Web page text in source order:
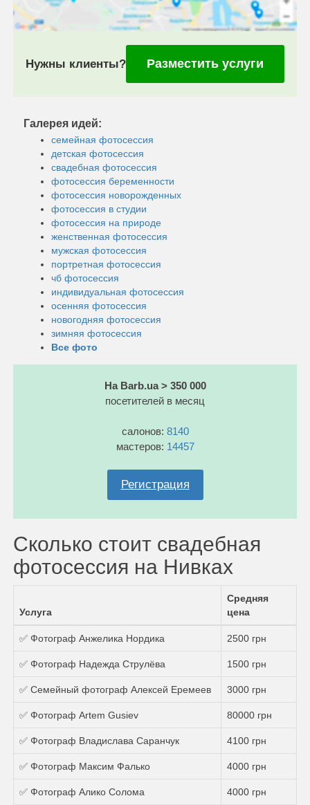
Нужны клиенты? Разместить услуги
Галерея идей:
семейная фотосессия
детская фотосессия
свадебная фотосессия
фотосессия беременности
фотосессия новорожденных
фотосессия в студии
фотосессия на природе
женственная фотосессия
мужская фотосессия
портретная фотосессия
чб фотосессия
индивидуальная фотосессия
осенняя фотосессия
новогодняя фотосессия
зимняя фотосессия
Все фото
На Barb.ua > 350 000
посетителей в месяц
салонов: 8140
мастеров: 14457
Регистрация
Сколько стоит свадебная
фотосессия на Нивках
Услуга
Средняя
цена
✅ Фотограф Анжелика Нордика 2500 грн
✅ Фотограф Надежда Струлёва 1500 грн
✅ Семейный фотограф Алексей Еремеев 3000 грн
✅ Фотограф Artem Gusiev 80000 грн
✅ Фотограф Владислава Саранчук 4100 грн
✅ Фотограф Максим Фалько 4000 грн
✅ Фотограф Алико Солома 4000 грн